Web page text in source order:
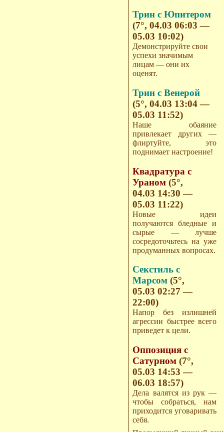
Трин с Юпитером
(7°, 04.03 06:03 —
05.03 10:02)
Демонстрируйте свои
успехи значимым
лицам — они их
оценят.
Трин с Венерой
(5°, 04.03 13:04 —
05.03 11:52)
Наше обаяние
привлекает других —
флиртуйте, это
поднимает настроение!
Квадратура с
Ураном(5°,
04.03 14:30 —
05.03 11:22)
Новые идеи
получаются бледные и
сырые — лучше
сосредоточьтесь на уже
продуманных вопросах.
Секстиль с
Марсом(5°,
05.03 02:27 —
22:00)
Напор без излишней
агрессии быстрее всего
приведет к цели.
Оппозиция с
Сатурном(7°,
05.03 14:53 —
06.03 18:57)
Дела валятся из рук —
чтобы собраться, нам
приходится уговаривать
себя.